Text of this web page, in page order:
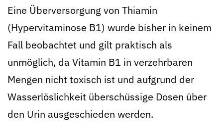
Eine Überversorgung von Thiamin
(Hypervitaminose B1) wurde bisher in keinem
Fall beobachtet und gilt praktisch als
unmöglich, da Vitamin B1 in verzehrbaren
Mengen nicht toxisch ist und aufgrund der
Wasserlöslichkeit überschüssige Dosen über
den Urin ausgeschieden werden.